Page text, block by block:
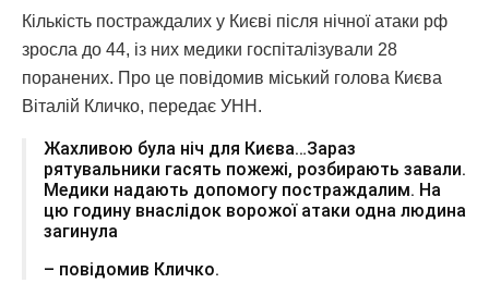
Кількість постраждалих у Києві після нічної атаки рф
зросла до 44, із них медики госпіталізували 28
поранених. Про це повідомив міський голова Києва
Віталій Кличко, передає УНН.
Жахливою була ніч для Києва…Зараз
рятувальники гасять пожежі, розбирають завали.
Медики надають допомогу постраждалим. На
цю годину внаслідок ворожої атаки одна людина
загинула
– повідомив Кличко.